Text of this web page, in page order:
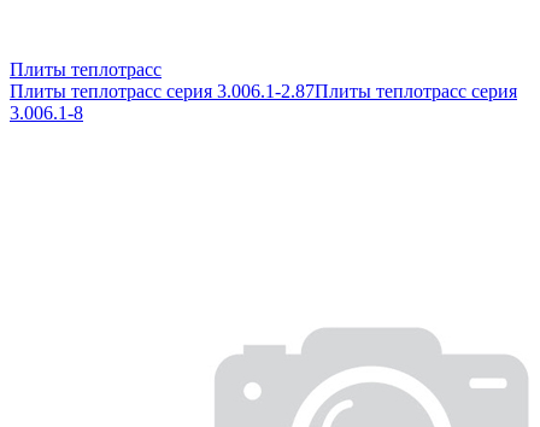
Плиты теплотрасс
Плиты теплотрасс серия 3.006.1-2.87Плиты теплотрасс серия
3.006.1-8